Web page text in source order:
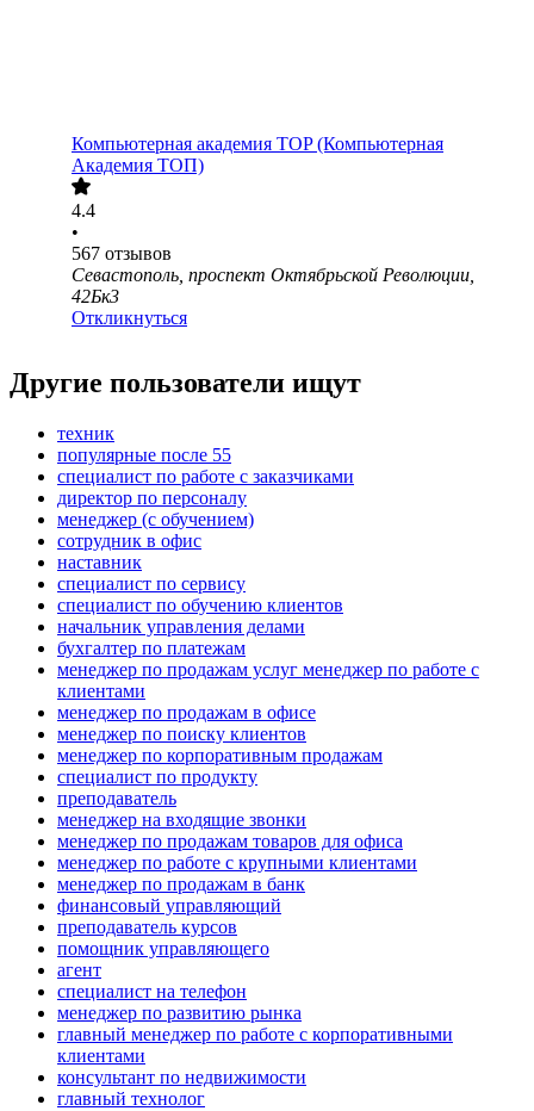
Компьютерная академия TOP (Компьютерная
Академия ТОП)
4.4
•
567 отзывов
Севастополь, проспект Октябрьской Революции,
42Бк3
Откликнуться
Другие пользователи ищут
техник
популярные после 55
специалист по работе с заказчиками
директор по персоналу
менеджер (с обучением)
сотрудник в офис
наставник
специалист по сервису
специалист по обучению клиентов
начальник управления делами
бухгалтер по платежам
менеджер по продажам услуг менеджер по работе с
клиентами
менеджер по продажам в офисе
менеджер по поиску клиентов
менеджер по корпоративным продажам
специалист по продукту
преподаватель
менеджер на входящие звонки
менеджер по продажам товаров для офиса
менеджер по работе с крупными клиентами
менеджер по продажам в банк
финансовый управляющий
преподаватель курсов
помощник управляющего
агент
специалист на телефон
менеджер по развитию рынка
главный менеджер по работе с корпоративными
клиентами
консультант по недвижимости
главный технолог